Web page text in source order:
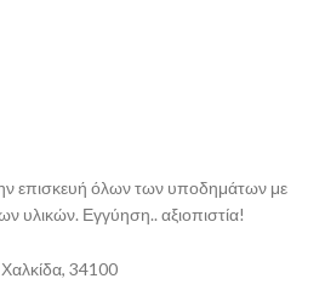
επισκευή όλων των υποδημάτων με
υλικών. Εγγύηση.. αξιοπιστία!
Χαλκίδα, 34100